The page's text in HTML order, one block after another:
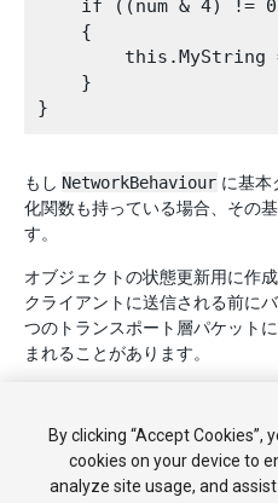
if ((num & 4) !=
    {
this.MyString
    }
もし NetworkBehaviour に基本
化関数も持っている場合、その
す。
オブジェクトの状態更新用に作
クライアントに送信される前に
つのトランスポート層パケット
まれることがあります。
By clicking “Accept
cookies on your device to
analyze site usage, and